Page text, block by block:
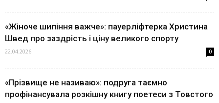
«Жіноче шипіння важче»: пауерліфтерка Христина
Швед про заздрість і ціну великого спорту
22.04.2026 0
«Прізвище не називаю»: подруга таємно
профінансувала розкішну книгу поетеси з Товстого